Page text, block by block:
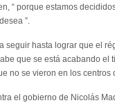
“ porque estamos
”.
seguir hasta lograr que el
que se está acabando
no se vieron en los centros
el gobierno de Nicolás